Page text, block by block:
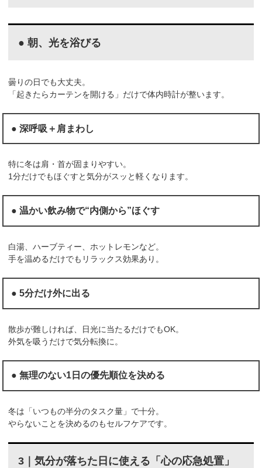
● 朝、光を浴びる
曇りの日でも大丈夫。
「起きたらカーテンを開ける」だけで体内時計が整います。
● 深呼吸＋肩まわし
特に冬は肩・首が固まりやすい。
1分だけでもほぐすと気分がスッと軽くなります。
● 温かい飲み物で“内側から”ほぐす
白湯、ハーブティー、ホットレモンなど。
手を温めるだけでもリラックス効果あり。
● 5分だけ外に出る
散歩が難しければ、日光に当たるだけでもOK。
外気を吸うだけで気分転換に。
● 無理のない1日の優先順位を決める
冬は「いつもの半分のタスク量」で十分。
やらないことを決めるのもセルフケアです。
3｜気分が落ちた日に使える「心の応急処置」